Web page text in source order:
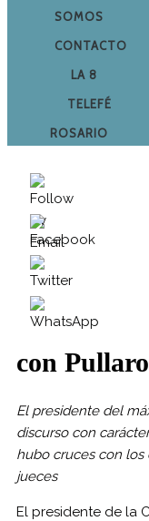
SOMOS
CONTACTO
LA 8
TELEFÉ
ROSARIO
con Pullaro
El presidente del
discurso con
hubo cruces con
jueces
El presidente de la